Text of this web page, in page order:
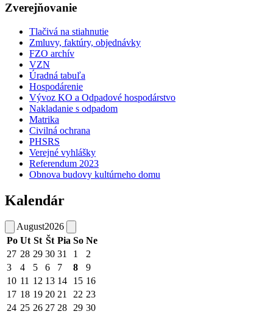
Zverejňovanie
Tlačivá na stiahnutie
Zmluvy, faktúry, objednávky
FZO archív
VZN
Úradná tabuľa
Hospodárenie
Vývoz KO a Odpadové hospodárstvo
Nakladanie s odpadom
Matrika
Civilná ochrana
PHSRS
Verejné vyhlášky
Referendum 2023
Obnova budovy kultúrneho domu
Kalendár
August2026
Po Ut St Št Pia So Ne
27 28 29 30 31 1
2
3
4 5 6 7 8
9
10 11 12 13 14 15 16
17 18 19 20 21 22 23
24 25 26 27 28 29 30